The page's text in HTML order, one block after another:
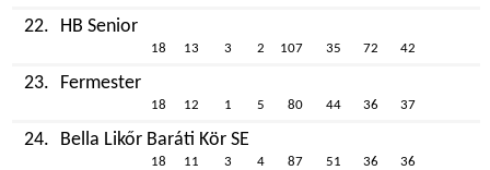
22. HB Senior
18 13 3 2 107 35 72 42
23. Fermester
18 12 1 5 80 44 36 37
24. Bella Likőr Baráti Kör SE
18 11 3 4 87 51 36 36